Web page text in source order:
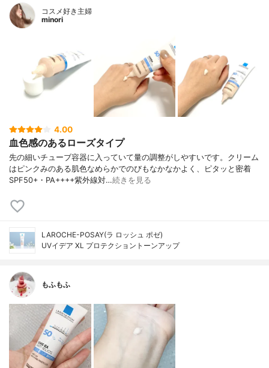
コスメ好き主婦
minori
4.00
血色感のあるローズタイプ
先の細いチューブ容器に入っていて量の調整がしやすいです。クリーム
はピンクみのある肌色なめらかでのびもなかなかよく、ピタッと密着
SPF50+・PA++++紫外線対…続きを見る
LAROCHE-POSAY(ラ ロッシュ ポゼ)
UVイデア XL プロテクショントーンアップ
もふもふ